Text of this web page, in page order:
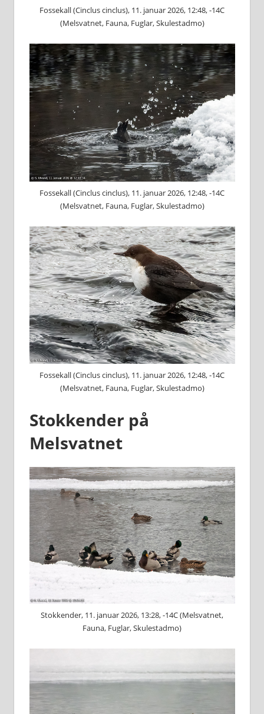
Fossekall (Cinclus cinclus), 11. januar 2026, 12:48, -14C
(Melsvatnet, Fauna, Fuglar, Skulestadmo)
Fossekall (Cinclus cinclus), 11. januar 2026, 12:48, -14C
(Melsvatnet, Fauna, Fuglar, Skulestadmo)
Fossekall (Cinclus cinclus), 11. januar 2026, 12:48, -14C
(Melsvatnet, Fauna, Fuglar, Skulestadmo)
Stokkender på
Melsvatnet
Stokkender, 11. januar 2026, 13:28, -14C (Melsvatnet,
Fauna, Fuglar, Skulestadmo)